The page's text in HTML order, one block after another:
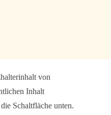
von
Inhalt
Schaltfläche unten.